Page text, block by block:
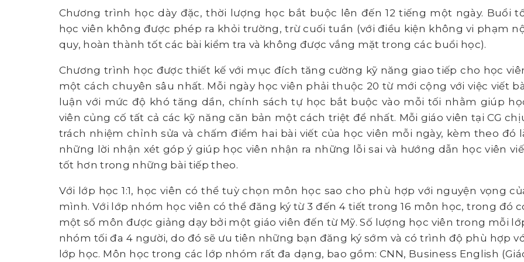
Chương trình học dày đặc, thời lượng học bắt buộc lên đến 12 tiếng một ngày. Buổi
học viên không được phép ra khỏi trường, trừ cuối tuần (với điều kiện không vi phạm
quy, hoàn thành tốt các bài kiểm tra và không được vắng mặt trong các buổi học).
Chương trình học được thiết kế với mục đích tăng cường kỹ năng giao tiếp cho học
một cách chuyên sâu nhất. Mỗi ngày học viên phải thuộc 20 từ mới cộng với việc viết
luận với mức độ khó tăng dần, chính sách tự học bắt buộc vào mỗi tối nhằm giúp
viên củng cố tất cả các kỹ năng căn bản một cách triệt để nhất. Mỗi giáo viên tại CG
trách nhiệm chỉnh sửa và chấm điểm hai bài viết của học viên mỗi ngày, kèm theo đó
những lời nhận xét góp ý giúp học viên nhận ra những lỗi sai và hướng dẫn học viên
tốt hơn trong những bài tiếp theo.
Với lớp học 1:1, học viên có thể tuỳ chọn môn học sao cho phù hợp với nguyện vọng
mình. Với lớp nhóm học viên có thể đăng ký từ 3 đến 4 tiết trong 16 môn học, trong đó
một số môn được giảng dạy bởi một giáo viên đến từ Mỹ. Số lượng học viên trong mỗi
nhóm tối đa 4 người, do đó sẽ ưu tiên những bạn đăng ký sớm và có trình độ phù hợp
lớp học. Môn học trong các lớp nhóm rất đa dạng, bao gồm: CNN, Business English